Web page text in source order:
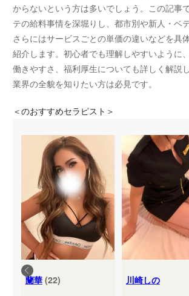
からないという方は多いでしょう。この記事
テの給料事情を深堀りし、都市別や新人・ベ
さらにはサービスごとの単価の違いなどを具
紹介します。初心者でも理解しやすいように
働きやすさ、福利厚生についても詳しく解説
業界の全貌を知りたい方は必見です。
＜のおすすめセラピスト＞
蘭華(22)
川崎しの